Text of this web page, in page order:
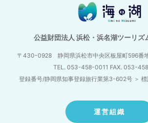
公益財団法人 浜松・浜名湖ツーリズ
〒430-0928 静岡県浜松市中央区板屋町596番
TEL. 053-458-0011 FAX. 053-
登録番号/静岡県知事登録旅行業第3-602号 ＞
運営組織